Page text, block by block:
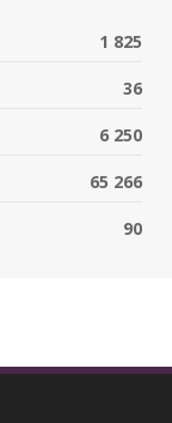
1 825
36
6 250
65 266
90